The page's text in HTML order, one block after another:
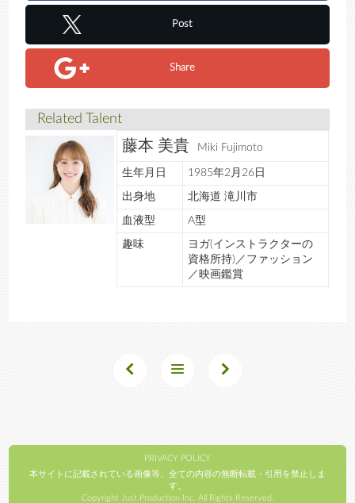
Post
Share
Related Talent
藤本 美貴 Miki Fujimoto
生年月日 1985年2月26日
出身地 北海道 滝川市
血液型 A型
趣味
ヨガ(インストラクターの
資格所持)／ファッション
／映画鑑賞
PRIVACY POLICY
本サイトに記載されている画像等、全ての内容の無断転載・引用を禁止しま
す。
Copyright Just Production Inc. All Rights Reserved.